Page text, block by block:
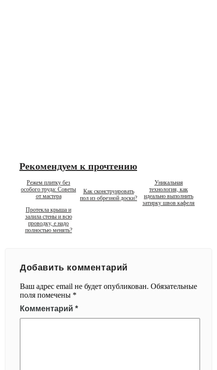
Рекомендуем к прочтению
Режем плитку без
особого труда: Советы
от мастера
Как сконструировать
пол из обрезной доски?
Уникальная
технология, как
идеально выполнить
затирку швов кафеля
Протекла крыша и
залила стены и всю
проводку, е надо
полностью менять?
Добавить комментарий
Ваш адрес email не будет опубликован. Обязательные
поля помечены *
Комментарий *